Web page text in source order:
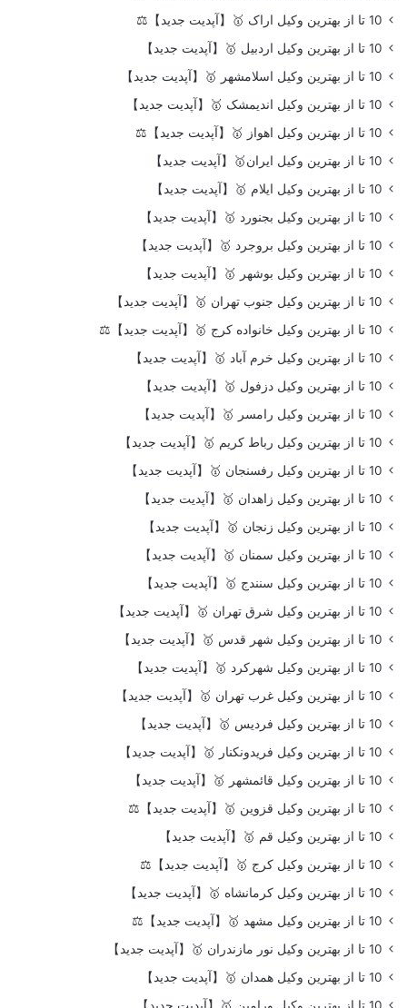
10 تا از بهترین وکیل اراک 🥇【آپدیت جدید】⚖️
10 تا از بهترین وکیل اردبیل 🥇【آپدیت جدید】
10 تا از بهترین وکیل اسلامشهر 🥇【آپدیت جدید】
10 تا از بهترین وکیل اندیمشک 🥇【آپدیت جدید】
10 تا از بهترین وکیل اهواز 🥇【آپدیت جدید】⚖️
10 تا از بهترین وکیل ایران🥇【آپدیت جدید】
10 تا از بهترین وکیل ایلام 🥇【آپدیت جدید】
10 تا از بهترین وکیل بجنورد 🥇【آپدیت جدید】
10 تا از بهترین وکیل بروجرد 🥇【آپدیت جدید】
10 تا از بهترین وکیل بوشهر 🥇【آپدیت جدید】
10 تا از بهترین وکیل جنوب تهران 🥇【آپدیت جدید】
10 تا از بهترین وکیل خانواده کرج 🥇【آپدیت جدید】⚖️
10 تا از بهترین وکیل خرم آباد 🥇【آپدیت جدید】
10 تا از بهترین وکیل دزفول 🥇【آپدیت جدید】
10 تا از بهترین وکیل رامسر 🥇【آپدیت جدید】
10 تا از بهترین وکیل رباط کریم 🥇【آپدیت جدید】
10 تا از بهترین وکیل رفسنجان 🥇【آپدیت جدید】
10 تا از بهترین وکیل زاهدان 🥇【آپدیت جدید】
10 تا از بهترین وکیل زنجان 🥇【آپدیت جدید】
10 تا از بهترین وکیل سمنان 🥇【آپدیت جدید】
10 تا از بهترین وکیل سنندج 🥇【آپدیت جدید】
10 تا از بهترین وکیل شرق تهران 🥇【آپدیت جدید】
10 تا از بهترین وکیل شهر قدس 🥇【آپدیت جدید】
10 تا از بهترین وکیل شهرکرد 🥇【آپدیت جدید】
10 تا از بهترین وکیل غرب تهران 🥇【آپدیت جدید】
10 تا از بهترین وکیل فردیس 🥇【آپدیت جدید】
10 تا از بهترین وکیل فریدونکنار 🥇【آپدیت جدید】
10 تا از بهترین وکیل قائمشهر 🥇【آپدیت جدید】
10 تا از بهترین وکیل قزوین 🥇【آپدیت جدید】⚖️
10 تا از بهترین وکیل قم 🥇【آپدیت جدید】
10 تا از بهترین وکیل کرج 🥇【آپدیت جدید】⚖️
10 تا از بهترین وکیل کرمانشاه 🥇【آپدیت جدید】
10 تا از بهترین وکیل مشهد 🥇【آپدیت جدید】⚖️
10 تا از بهترین وکیل نور مازندران 🥇【آپدیت جدید】
10 تا از بهترین وکیل همدان 🥇【آپدیت جدید】